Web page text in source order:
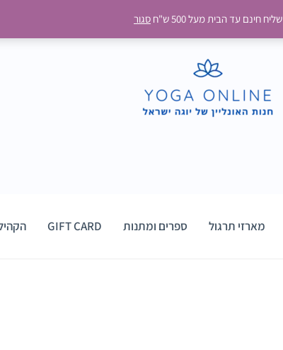
שליח חינם עד הבית מעל 500 ש"ח סגור
מארזי תרגול ספרים ומתנות GIFT CARD